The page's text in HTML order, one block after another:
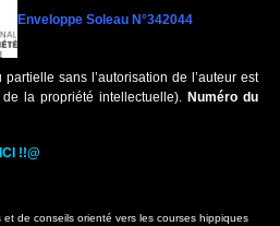
Enveloppe Soleau N°342044
sans l’autorisation de l’auteur est
la propriété intellectuelle). Numéro du
!!@
de conseils orienté vers les courses hippiques